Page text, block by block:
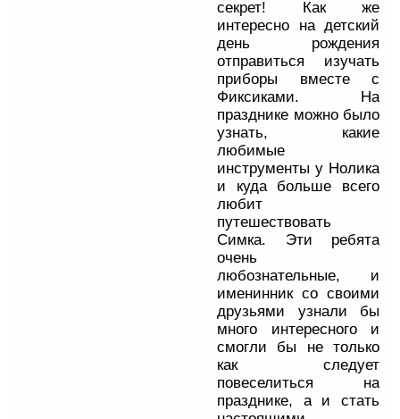
секрет! Как же
интересно на детский
день рождения
отправиться изучать
приборы вместе с
Фиксиками. На
празднике можно было
узнать, какие
любимые
инструменты у Нолика
и куда больше всего
любит
путешествовать
Симка. Эти ребята
очень
любознательные, и
именинник со своими
друзьями узнали бы
много интересного и
смогли бы не только
как следует
повеселиться на
празднике, а и стать